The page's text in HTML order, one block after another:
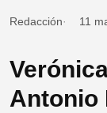
Redacción 11
Antonio